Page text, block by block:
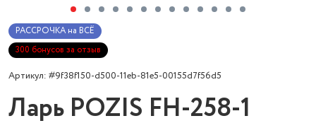
РАССРОЧКА на ВСЁ
300 бонусов за отзыв
Артикул: #9f38f150-d500-11eb-81e5-00155d7f56d5
Ларь POZIS FH-258-1